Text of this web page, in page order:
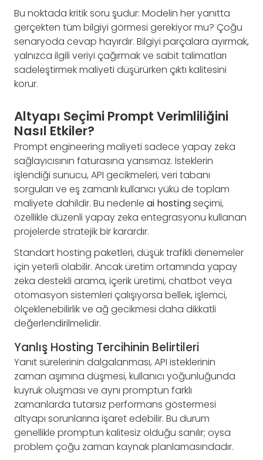
Bu noktada kritik soru şudur: Modelin her yanıtta
gerçekten tüm bilgiyi görmesi gerekiyor mu? Çoğu
senaryoda cevap hayırdır. Bilgiyi parçalara ayırmak,
yalnızca ilgili veriyi çağırmak ve sabit talimatları
sadeleştirmek maliyeti düşürürken çıktı kalitesini
korur.
Altyapı Seçimi Prompt Verimliliğini
Nasıl Etkiler?
Prompt engineering maliyeti sadece yapay zeka
sağlayıcısının faturasına yansımaz. İsteklerin
işlendiği sunucu, API gecikmeleri, veri tabanı
sorguları ve eş zamanlı kullanıcı yükü de toplam
maliyete dahildir. Bu nedenle ai hostingseçimi,
özellikle düzenli yapay zeka entegrasyonu kullanan
projelerde stratejik bir karardır.
Standart hosting paketleri, düşük trafikli denemeler
için yeterli olabilir. Ancak üretim ortamında yapay
zeka destekli arama, içerik üretimi, chatbot veya
otomasyon sistemleri çalışıyorsa bellek, işlemci,
ölçeklenebilirlik ve ağ gecikmesi daha dikkatli
değerlendirilmelidir.
Yanlış Hosting Tercihinin Belirtileri
Yanıt sürelerinin dalgalanması, API isteklerinin
zaman aşımına düşmesi, kullanıcı yoğunluğunda
kuyruk oluşması ve aynı promptun farklı
zamanlarda tutarsız performans göstermesi
altyapı sorunlarına işaret edebilir. Bu durum
genellikle promptun kalitesiz olduğu sanılır; oysa
problem çoğu zaman kaynak planlamasındadır.